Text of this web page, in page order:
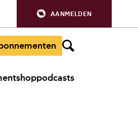
AANMELDEN
shoppodcasts